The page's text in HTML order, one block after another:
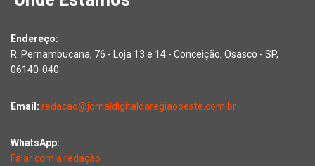
Endereço:
R. Pernambucana, 76 - Loja 13 e 14 - Conceição, Osasco - SP,
06140-040
Email: redacao@jornaldigitaldaregiaooeste.com.br
WhatsApp:
Falar com a redação